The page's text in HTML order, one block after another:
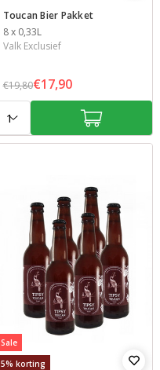
Toucan Bier Pakket
Inhoud
8 x 0,33L
Valk Exclusief
€19,80€17,90
Sale
5% korting